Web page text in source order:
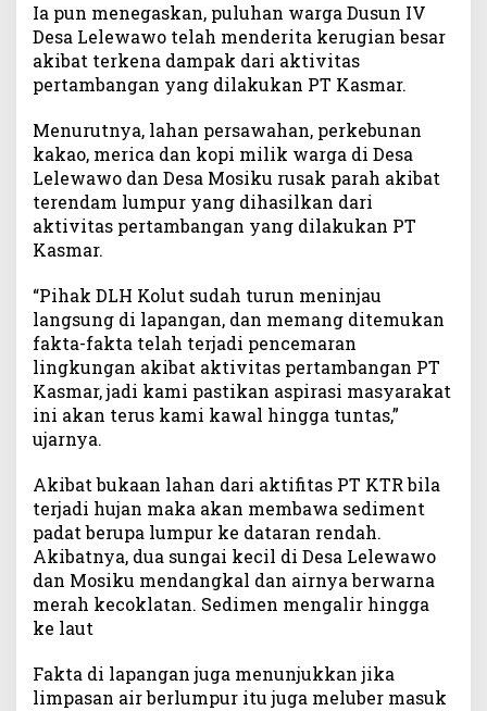
Ia pun menegaskan, puluhan warga Dusun IV
Desa Lelewawo telah menderita kerugian besar
akibat terkena dampak dari aktivitas
pertambangan yang dilakukan PT Kasmar.
Menurutnya, lahan persawahan, perkebunan
kakao, merica dan kopi milik warga di Desa
Lelewawo dan Desa Mosiku rusak parah akibat
terendam lumpur yang dihasilkan dari
aktivitas pertambangan yang dilakukan PT
Kasmar.
“Pihak DLH Kolut sudah turun meninjau
langsung di lapangan, dan memang ditemukan
fakta-fakta telah terjadi pencemaran
lingkungan akibat aktivitas pertambangan PT
Kasmar, jadi kami pastikan aspirasi masyarakat
ini akan terus kami kawal hingga tuntas,”
ujarnya.
Akibat bukaan lahan dari aktifitas PT KTR bila
terjadi hujan maka akan membawa sediment
padat berupa lumpur ke dataran rendah.
Akibatnya, dua sungai kecil di Desa Lelewawo
dan Mosiku mendangkal dan airnya berwarna
merah kecoklatan. Sedimen mengalir hingga
ke laut
Fakta di lapangan juga menunjukkan jika
limpasan air berlumpur itu juga meluber masuk